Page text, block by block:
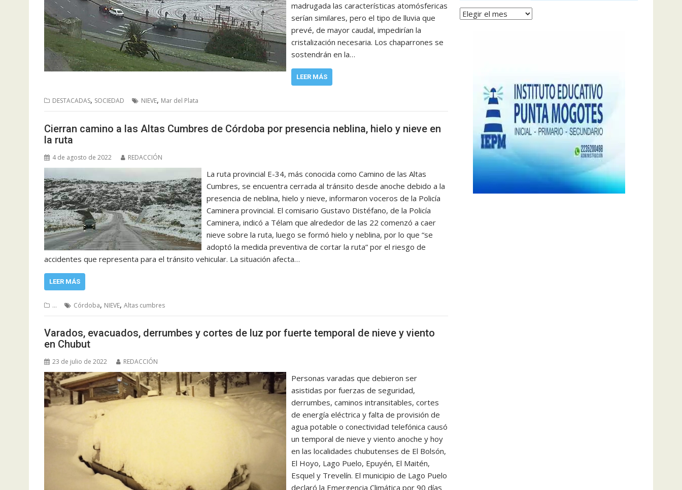
madrugada las características atomósfericas
serían similares, pero el tipo de lluvia que
prevé, de mayor caudal, impedirían la
cristalización necesaria. Los chaparrones se
sostendrán en la…
LEER MÁS
DESTACADAS, SOCIEDAD NIEVE, Mar del Plata
Cierran camino a las Altas Cumbres de Córdoba por presencia neblina, hielo y nieve en
la ruta
4 de agosto de 2022 REDACCIÓN
La ruta provincial E-34, más conocida como Camino de las Altas
Cumbres, se encuentra cerrada al tránsito desde anoche debido a la
presencia de neblina, hielo y nieve, informaron voceros de la Policía
Caminera provincial. El comisario Gustavo Distéfano, de la Policía
Caminera, indicó a Télam que alrededor de las 22 comenzó a caer
nieve sobre la ruta, luego se formó hielo y neblina, por lo que “se
adoptó la medida preventiva de cortar la ruta” por el riesgo de
accidentes que representa para el tránsito vehicular. La situación afecta…
LEER MÁS
... Córdoba, NIEVE, Altas cumbres
Varados, evacuados, derrumbes y cortes de luz por fuerte temporal de nieve y viento
en Chubut
23 de julio de 2022 REDACCIÓN
Personas varadas que debieron ser
asistidas por fuerzas de seguridad,
derrumbes, caminos intransitables, cortes
de energía eléctrica y falta de provisión de
agua potable o conectividad telefónica causó
un temporal de nieve y viento anoche y hoy
en las localidades chubutenses de El Bolsón,
El Hoyo, Lago Puelo, Epuyén, El Maitén,
Esquel y Trevelín. El municipio de Lago Puelo
declaró la Emergencia Climática por 90 días
Archivos